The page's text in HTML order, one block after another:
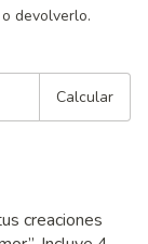
devolverlo.
Calcular
creaciones